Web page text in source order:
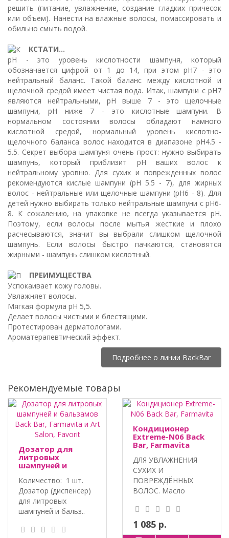
решить (питание, увлажнение, создание гладких причесок
или объем). Нанести на влажные волосы, помассировать и
обильно смыть водой.
КСТАТИ...
pH - это уровень кислотности шампуня, который
обозначается цифрой от 1 до 14, при этом pH7 - это
нейтральный баланс. Такой баланс между кислотной и
щелочной средой имеет чистая вода. Итак, шампуни с pH7
являются нейтральными, pH выше 7 - это щелочные
шампуни, pH ниже 7 - это кислотные шампуни. В
нормальном состоянии волосы обладают намного
кислотной средой, нормальный уровень кислотно-
щелочного баланса волос находится в диапазоне pH4.5 -
5.5. Секрет выбора шампуня очень прост: нужно выбирать
шампунь, который приблизит pH ваших волос к
нейтральному уровню. Для сухих и поврежденных волос
рекомендуются кислые шампуни (pH 5.5 - 7), для жирных
волос - нейтральные или щелочные шампуни (pH6 - 8). Для
детей нужно выбирать только нейтральные шампуни с pH6-
8. К сожалению, на упаковке не всегда указывается pH.
Поэтому, если волосы после мытья жесткие и плохо
расчесываются, значит вы выбрали слишком щелочной
шампунь. Если волосы быстро пачкаются, становятся
жирными - шампунь слишком кислотный.
ПРЕИМУЩЕСТВА
Успокаивает кожу головы.
Увлажняет волосы.
Мягкая формула pH 5,5.
Делает волосы чистыми и блестящими.
Протестирован дерматологами.
Ароматерапевтический эффект.
Подробнее о линии BackBar
Рекомендуемые товары
Дозатор для
литровых
шампуней и
Bar, Farmavita и
Art Salon, Favorit
Количество: 1 шт.
Дозатор (диспенсер)
для литровых
шампуней и бальз..
Кондиционер
Extreme-N06 Back
Bar, Farmavita
ДЛЯ УВЛАЖНЕНИЯ
СУХИХ И
ПОВРЕЖДЁННЫХ
ВОЛОС. Масло
пшеницы. ..
1 085 р.